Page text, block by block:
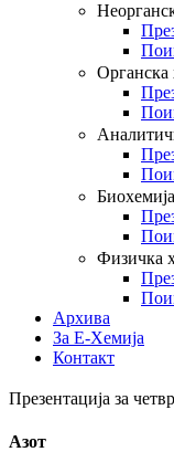
Органска
Биохемија
Физичка
Архива
За Е-Хемија
Контакт
Презентација за
Азот